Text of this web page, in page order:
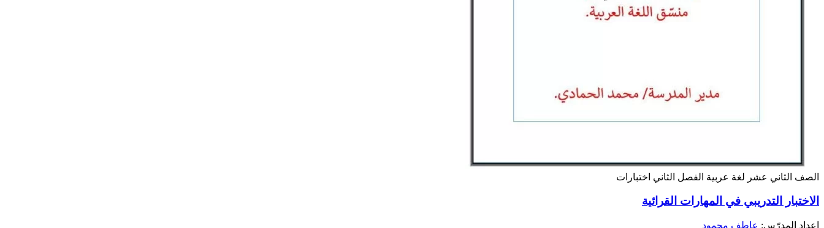
الصف الثاني عشر لغة عربية الفصل الثاني اختبارات
الاختبار التدريبي في المهارات القرائية
إعداد المدرّس: عاطف محمود